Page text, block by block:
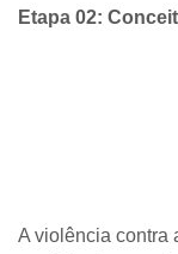
Etapa 02:
A violência contra